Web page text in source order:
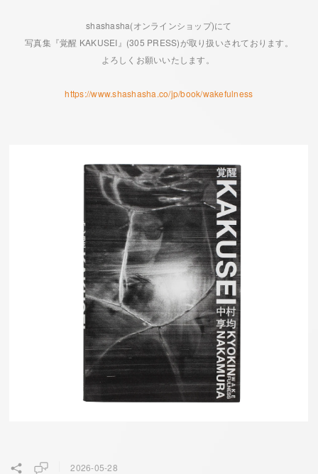
shashasha(オンラインショップ)にて
写真集『覚醒 KAKUSEI』(305 PRESS)が取り扱いされております。
よろしくお願いいたします。
https://www.shashasha.co/jp/book/wakefulness
2026-05-28